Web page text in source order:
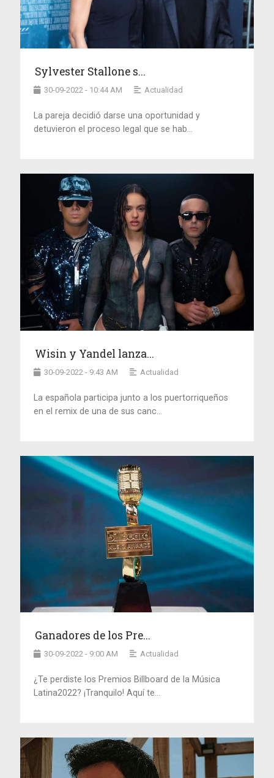
Sylvester Stallone s...
30-09-2022 - 10:44 AM Actualidad
La pareja decidió darse una oportunidad y
detuvieron el proceso legal que se hab...
Wisin y Yandel lanza...
30-09-2022 - 9:43 AM Actualidad
La española participa junto a los puertorriqueños
en el remix de una de sus canc...
Ganadores de los Pre...
30-09-2022 - 9:00 AM Actualidad
¿Te perdiste los Premios Billboard de la Música
Latina2022? ¡Tranquilo! Aquí te...